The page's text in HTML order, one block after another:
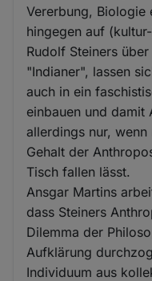
Vererbung, Biologie
hingegen auf
Rudolf Steiners
"Indianer", lassen
auch in ein
einbauen und damit
allerdings nur,
Gehalt der
Tisch fallen lässt.
Ansgar Martins
dass Steiners
Dilemma der
Aufklärung
Individuum aus